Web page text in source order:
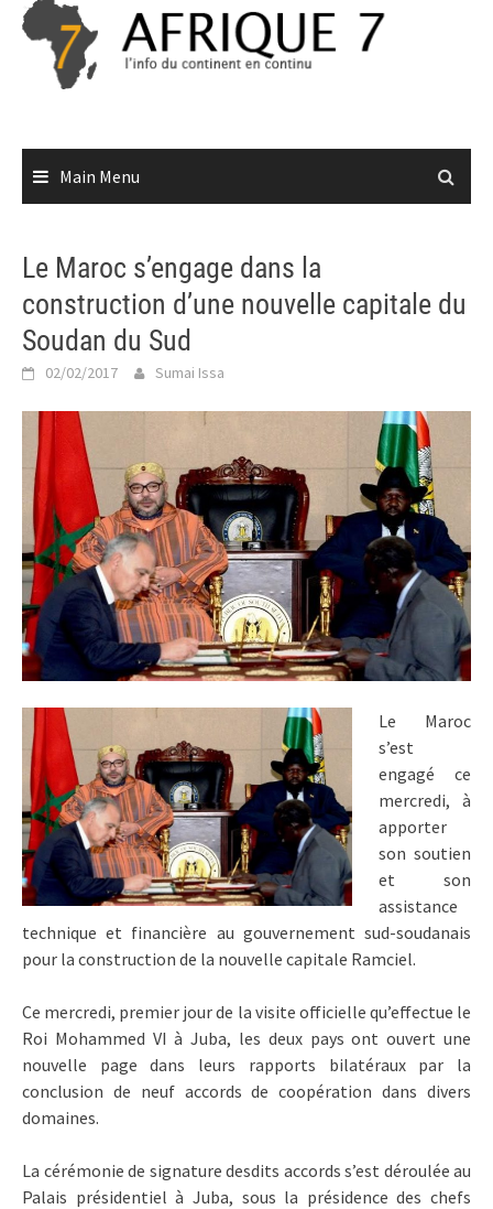
Skip
content
Main Menu
Le Maroc s’engage dans la
construction d’une nouvelle capitale du
Soudan du Sud
02/02/2017 Sumai Issa
Le Maroc
s’est
engagé ce
mercredi, à
apporter
son soutien
et son
assistance
technique et financière au gouvernement sud-soudanais
pour la construction de la nouvelle capitale Ramciel.
Ce mercredi, premier jour de la visite officielle qu’effectue le
Roi Mohammed VI à Juba, les deux pays ont ouvert une
nouvelle page dans leurs rapports bilatéraux par la
conclusion de neuf accords de coopération dans divers
domaines.
La cérémonie de signature desdits accords s’est déroulée au
Palais présidentiel à Juba, sous la présidence des chefs